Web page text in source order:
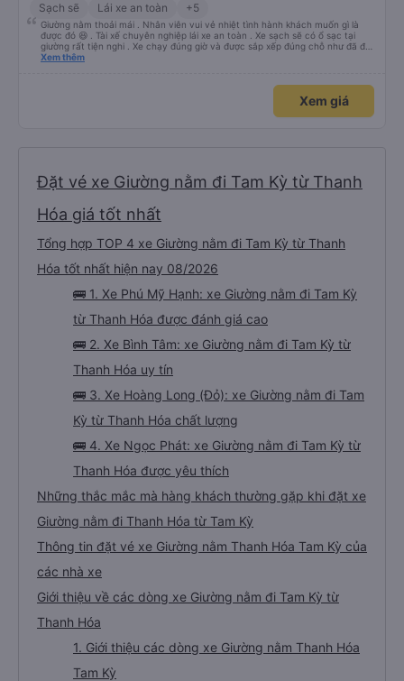
Sạch sẽ Lái xe an toàn +5
Giường nằm thoải mái . Nhân viên vui vẻ nhiệt tình hành khách muốn gì là
được đó 😆 . Tài xế chuyên nghiệp lái xe an toàn . Xe sạch sẽ có ổ sạc tại
giường rất tiện nghi . Xe chạy đúng giờ và được sắp xếp đúng chỗ như đã đặt
. Điểm 10 cho hoàng long đỏ 👍
Xem thêm
Xem giá
Đặt vé xe Giường nằm đi Tam Kỳ từ Thanh
Hóa giá tốt nhất
Tổng hợp TOP 4 xe Giường nằm đi Tam Kỳ từ Thanh
Hóa tốt nhất hiện nay 08/2026
🚌 1. Xe Phú Mỹ Hạnh: xe Giường nằm đi Tam Kỳ
từ Thanh Hóa được đánh giá cao
🚌 2. Xe Bình Tâm: xe Giường nằm đi Tam Kỳ từ
Thanh Hóa uy tín
🚌 3. Xe Hoàng Long (Đỏ): xe Giường nằm đi Tam
Kỳ từ Thanh Hóa chất lượng
🚌 4. Xe Ngọc Phát: xe Giường nằm đi Tam Kỳ từ
Thanh Hóa được yêu thích
Những thắc mắc mà hàng khách thường gặp khi đặt xe
Giường nằm đi Thanh Hóa từ Tam Kỳ
Thông tin đặt vé xe Giường nằm Thanh Hóa Tam Kỳ của
các nhà xe
Giới thiệu về các dòng xe Giường nằm đi Tam Kỳ từ
Thanh Hóa
1. Giới thiệu các dòng xe Giường nằm Thanh Hóa
Tam Kỳ